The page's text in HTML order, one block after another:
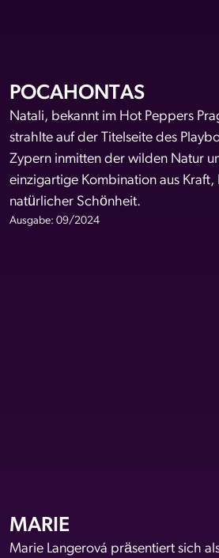
POCAHONTAS
Natali, bekannt im Hot Peppers
strahlte auf der Titelseite des
Zypern inmitten der wilden Natur
einzigartige Kombination aus Kraft,
natürlicher Schönheit.
Ausgabe: 09/2024
MARIE
Marie Langerová präsentiert sich